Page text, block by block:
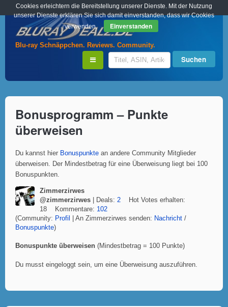
Blu-ray Schnäppchen. Reviews. Community.
Bonusprogramm – Punkte
überweisen
Du kannst hier Bonuspunkte an andere Community Mitglieder
überweisen. Der Mindestbetrag für eine Überweisung liegt bei 100
Bonuspunkten.
Zimmerzirwes
@zimmerzirwes | Deals: 2 Hot Votes erhalten:
18 Kommentare: 102
(Community: Profil | An Zimmerzirwes senden: Nachricht /
Bonuspunkte)
Bonuspunkte überweisen (Mindestbetrag = 100 Punkte)
Du musst eingeloggt sein, um eine Überweisung auszuführen.
Cookies erleichtern die Bereitstellung unserer Dienste. Mit der Nutzung
unserer Dienste erklären Sie sich damit einverstanden, dass wir Cookies
verwenden.
Einverstanden